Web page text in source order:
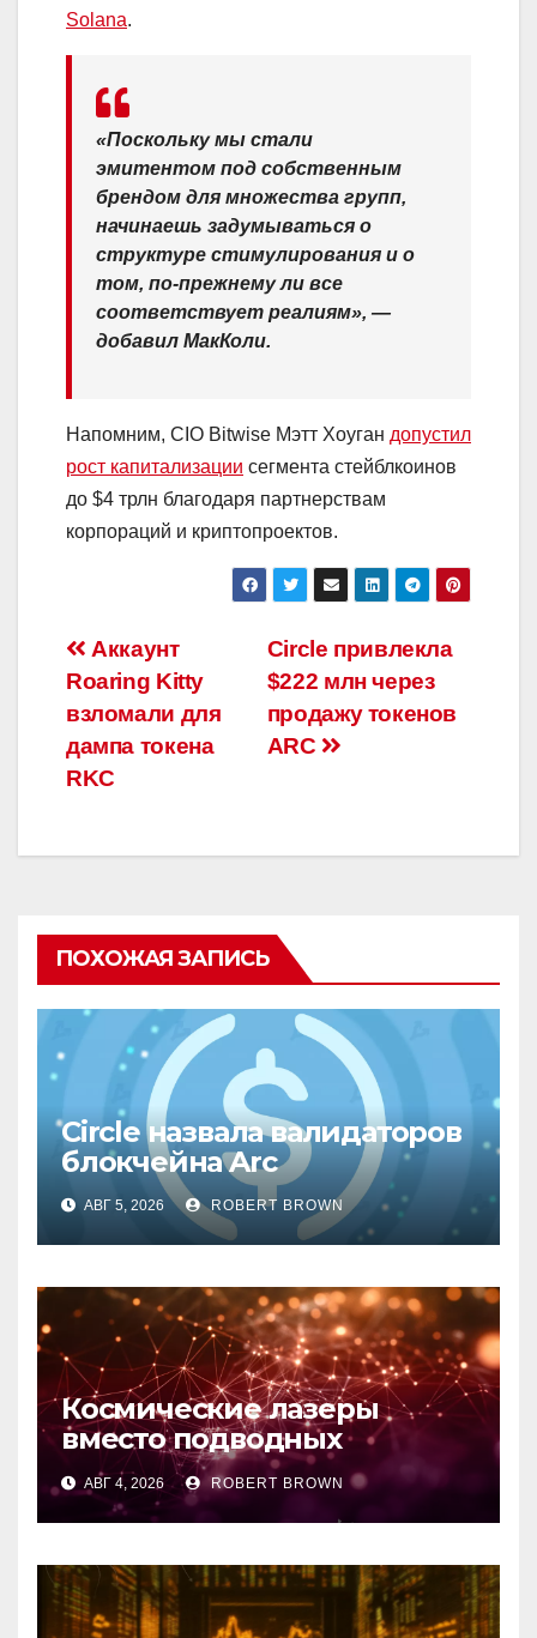
Solana.
«Поскольку мы стали
эмитентом под собственным
брендом для множества групп,
начинаешь задумываться о
структуре стимулирования и о
том, по-прежнему ли все
соответствует реалиям», —
добавил МакКоли.
Напомним, CIO Bitwise Мэтт Хоуган допустил
рост капитализации сегмента стейблкоинов
до $4 трлн благодаря партнерствам
корпораций и криптопроектов.
Навигация
по
записям
Circle привлекла
$222 млн через
продажу токенов
ARC
Аккаунт
Roaring Kitty
взломали для
дампа токена
RKC
ПОХОЖАЯ ЗАПИСЬ
Circle назвала валидаторов
блокчейна Arc
АВГ 5, 2026 ROBERT BROWN
Космические лазеры
вместо подводных
кабелей: стартап EON
привлек $10,75 млн
АВГ 4, 2026 ROBERT BROWN